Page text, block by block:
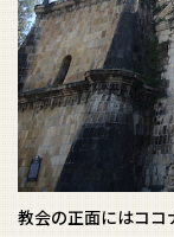
教会の正面にはココ